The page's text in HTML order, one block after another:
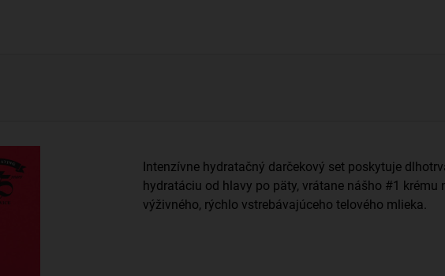
Intenzívne hydratačný darčekový set poskytuje
hydratáciu od hlavy po päty, vrátane nášho #1 krému
výživného, rýchlo vstrebávajúceho telového mlieka.